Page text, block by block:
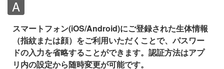
スマートフォン(iOS/Android)にご登録された生体情報
（指紋または顔）をご利用いただくことで、パスワー
ドの入力を省略することができます。認証方法はアプ
リ内の設定から随時変更が可能です。